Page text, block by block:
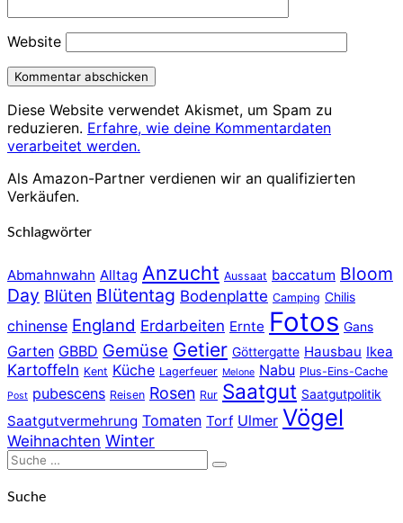
Website
Diese Website verwendet Akismet, um Spam zu
reduzieren. Erfahre, wie deine Kommentardaten
verarbeitet werden.
Als Amazon-Partner verdienen wir an qualifizierten
Verkäufen.
Schlagwörter
Abmahnwahn Alltag Anzucht Aussaat baccatum Bloom
Day Blüten Blütentag Bodenplatte Camping Chilis
chinense England Erdarbeiten Ernte Fotos Gans
Garten GBBD Gemüse Getier Göttergatte Hausbau Ikea
Kartoffeln Kent Küche Lagerfeuer Melone Nabu Plus-Eins-Cache
Post pubescens Reisen Rosen Rur Saatgut Saatgutpolitik
Saatgutvermehrung Tomaten Torf Ulmer Vögel
Weihnachten Winter
Suche
nach:
Suchen
Suche